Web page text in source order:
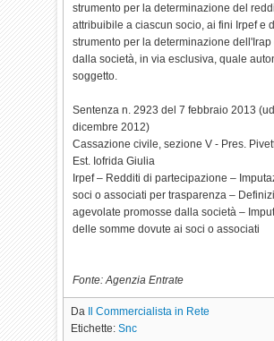
strumento per la determinazione del
attribuibile a ciascun socio, ai fini Irpef e
strumento per la determinazione dell'Irap
dalla società, in via esclusiva, quale
soggetto.
Sentenza n. 2923 del 7 febbraio 2013
dicembre 2012)
Cassazione civile, sezione V - Pres.
Est. Iofrida Giulia
Irpef – Redditi di partecipazione –
soci o associati per trasparenza –
agevolate promosse dalla società –
delle somme dovute ai soci o associati
Fonte: Agenzia Entrate
Da
Il Commercialista in Rete
Etichette:Snc